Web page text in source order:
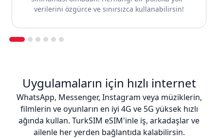
verilerini özgürce ve sınırsızca kullanabilirsin!
Uygulamaların için hızlı internet
WhatsApp, Messenger, Instagram veya müziklerin,
filmlerin ve oyunların en iyi 4G ve 5G yüksek hızlı
ağında kullan. TurkSIM eSIM'inle iş, arkadaşlar ve
ailenle her yerden bağlantıda kalabilirsin.